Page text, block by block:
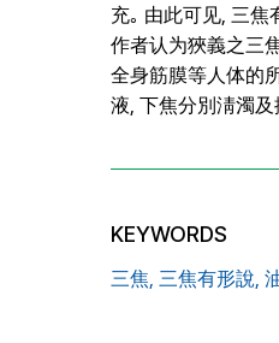
充｡ 由此可见, 三焦
作者认为狹義之三
全身筋膜等人体的
液, 下焦分別淸濁
KEYWORDS
三焦, 三焦有形說,